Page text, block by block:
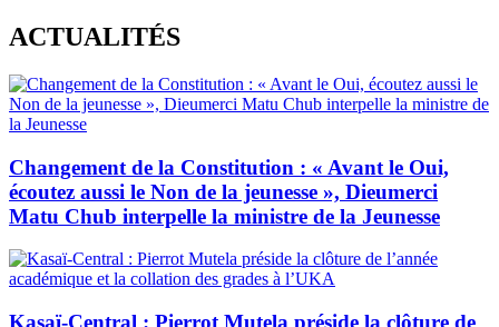
Skip
to
content
ACTUALITÉS
Changement de la Constitution : « Avant le Oui,
écoutez aussi le Non de la jeunesse », Dieumerci
Matu Chub interpelle la ministre de la Jeunesse
Kasaï-Central : Pierrot Mutela préside la clôture de